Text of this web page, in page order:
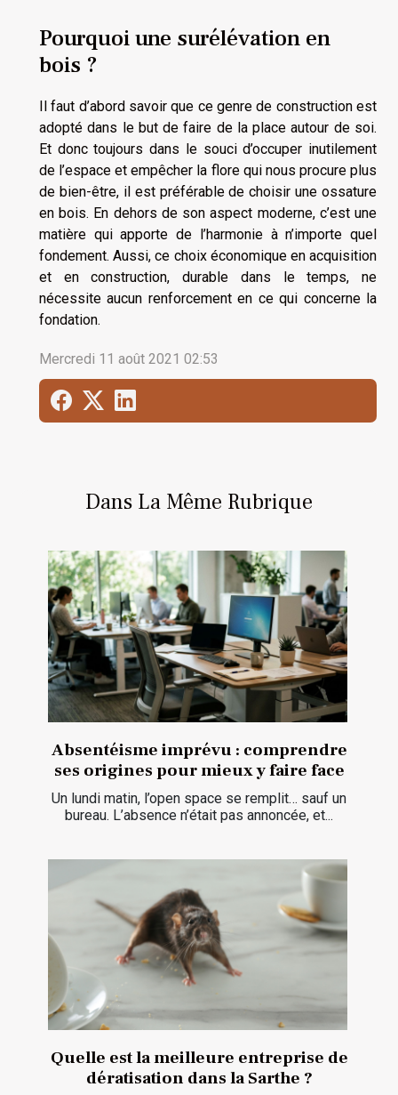
Dans La Même Rubrique
Absentéisme imprévu : comprendre
ses origines pour mieux y faire face
Un lundi matin, l’open space se remplit… sauf un
bureau. L’absence n’était pas annoncée, et...
Quelle est la meilleure entreprise de
dératisation dans la Sarthe ?
Pourquoi une surélévation en
bois ?
Il faut d’abord savoir que ce genre de construction est
adopté dans le but de faire de la place autour de soi.
Et donc toujours dans le souci d’occuper inutilement
de l’espace et empêcher la flore qui nous procure plus
de bien-être, il est préférable de choisir une ossature
en bois. En dehors de son aspect moderne, c’est une
matière qui apporte de l’harmonie à n’importe quel
fondement. Aussi, ce choix économique en acquisition
et en construction, durable dans le temps, ne
nécessite aucun renforcement en ce qui concerne la
fondation.
Mercredi 11 août 2021 02:53